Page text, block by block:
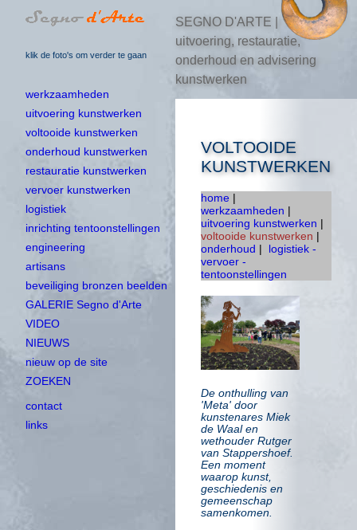
klik de foto's om verder te gaan
SEGNO D'ARTE |
uitvoering, restauratie,
onderhoud en advisering
kunstwerken
werkzaamheden
uitvoering kunstwerken
voltooide kunstwerken
onderhoud kunstwerken
restauratie kunstwerken
vervoer kunstwerken
logistiek
inrichting tentoonstellingen
engineering
artisans
beveiliging bronzen beelden
GALERIE Segno d'Arte
VIDEO
NIEUWS
nieuw op de site
ZOEKEN
contact
links
VOLTOOIDE
KUNSTWERKEN
home |
werkzaamheden |
uitvoering kunstwerken |
voltooide kunstwerken |
onderhoud | logistiek -
vervoer -
tentoonstellingen
De onthulling van
'Meta' door
kunstenares Miek
de Waal en
wethouder Rutger
van Stappershoef.
Een moment
waarop kunst,
geschiedenis en
gemeenschap
samenkomen.